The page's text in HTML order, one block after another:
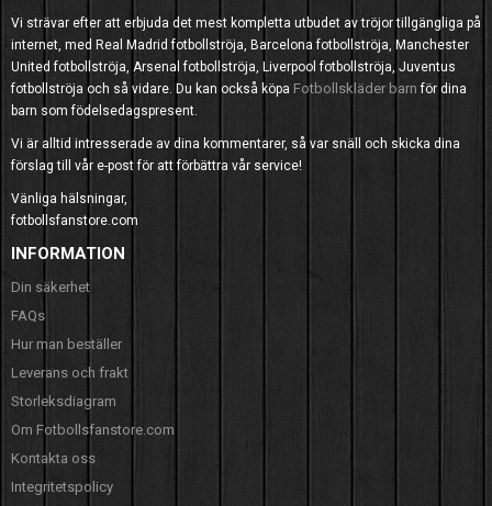
Vi strävar efter att erbjuda det mest kompletta utbudet av tröjor tillgängliga på
internet, med Real Madrid fotbollströja, Barcelona fotbollströja, Manchester
United fotbollströja, Arsenal fotbollströja, Liverpool fotbollströja, Juventus
fotbollströja och så vidare. Du kan också köpa Fotbollskläder barn för dina
barn som födelsedagspresent.
Vi är alltid intresserade av dina kommentarer, så var snäll och skicka dina
förslag till vår e-post för att förbättra vår service!
Vänliga hälsningar,
fotbollsfanstore.com
INFORMATION
Din säkerhet
FAQs
Hur man beställer
Leverans och frakt
Storleksdiagram
Om Fotbollsfanstore.com
Kontakta oss
Integritetspolicy